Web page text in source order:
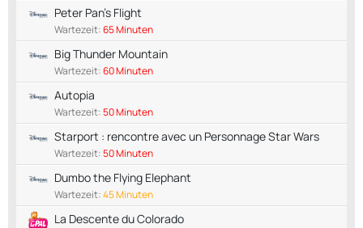
Peter Pan's Flight
Wartezeit:65 Minuten
Big Thunder Mountain
Wartezeit:60 Minuten
Autopia
Wartezeit:50 Minuten
Starport : rencontre avec un Personnage Star Wars
Wartezeit:50 Minuten
Dumbo the Flying Elephant
Wartezeit:45 Minuten
La Descente du Colorado